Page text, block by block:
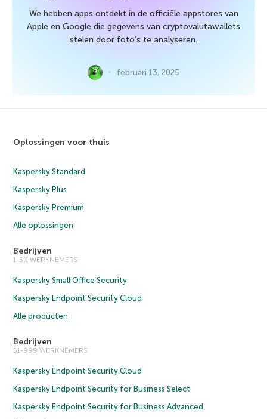
We hebben apps ontdekt in de officiële appstores van
Apple en Google die gegevens van cryptovalutawallets
stelen door foto’s te analyseren.
februari 13, 2025
Oplossingen voor thuis
Kaspersky Standard
Kaspersky Plus
Kaspersky Premium
Alle oplossingen
Bedrijven
1-50 WERKNEMERS
Kaspersky Small Office Security
Kaspersky Endpoint Security Cloud
Alle producten
Bedrijven
51-999 WERKNEMERS
Kaspersky Endpoint Security Cloud
Kaspersky Endpoint Security for Business Select
Kaspersky Endpoint Security for Business Advanced